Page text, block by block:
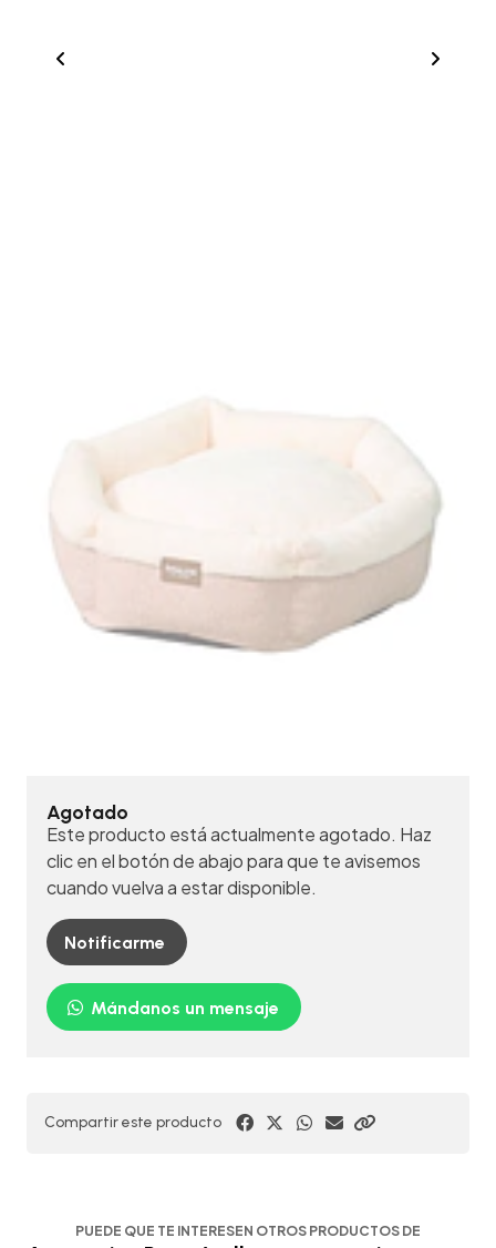
Agotado
Este producto está actualmente agotado. Haz
clic en el botón de abajo para que te avisemos
cuando vuelva a estar disponible.
Notificarme
Mándanos un mensaje
Compartir este producto
PUEDE QUE TE INTERESEN OTROS PRODUCTOS DE